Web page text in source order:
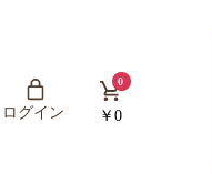
ログイン
0
￥0